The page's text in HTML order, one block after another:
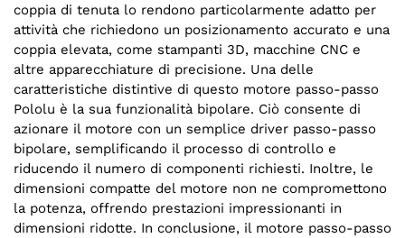
coppia di tenuta lo rendono particolarmente adatto per
attività che richiedono un posizionamento accurato e una
coppia elevata, come stampanti 3D, macchine CNC e
altre apparecchiature di precisione. Una delle
caratteristiche distintive di questo motore passo-passo
Pololu è la sua funzionalità bipolare. Ciò consente di
azionare il motore con un semplice driver passo-passo
bipolare, semplificando il processo di controllo e
riducendo il numero di componenti richiesti. Inoltre, le
dimensioni compatte del motore non ne compromettono
la potenza, offrendo prestazioni impressionanti in
dimensioni ridotte. In conclusione, il motore passo-passo